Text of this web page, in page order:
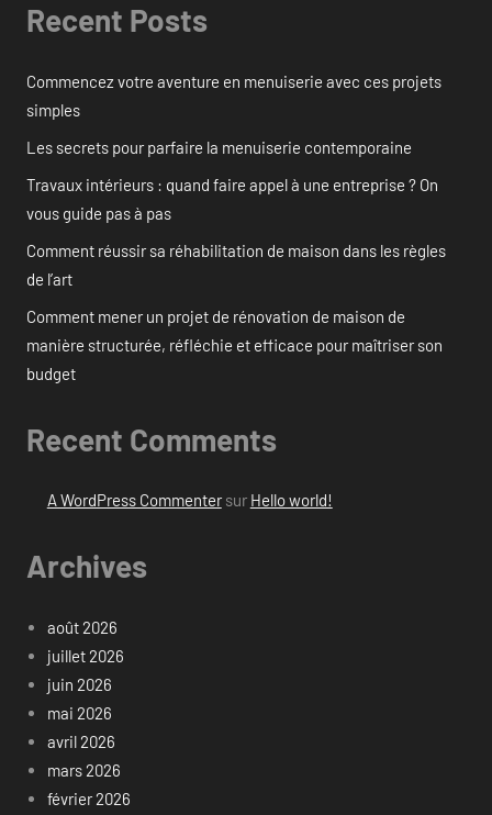
Recent Posts
Commencez votre aventure en menuiserie avec ces projets
simples
Les secrets pour parfaire la menuiserie contemporaine
Travaux intérieurs : quand faire appel à une entreprise ? On
vous guide pas à pas
Comment réussir sa réhabilitation de maison dans les règles
de l’art
Comment mener un projet de rénovation de maison de
manière structurée, réfléchie et efficace pour maîtriser son
budget
Recent Comments
A WordPress Commentersur Hello world!
Archives
août 2026
juillet 2026
juin 2026
mai 2026
avril 2026
mars 2026
février 2026